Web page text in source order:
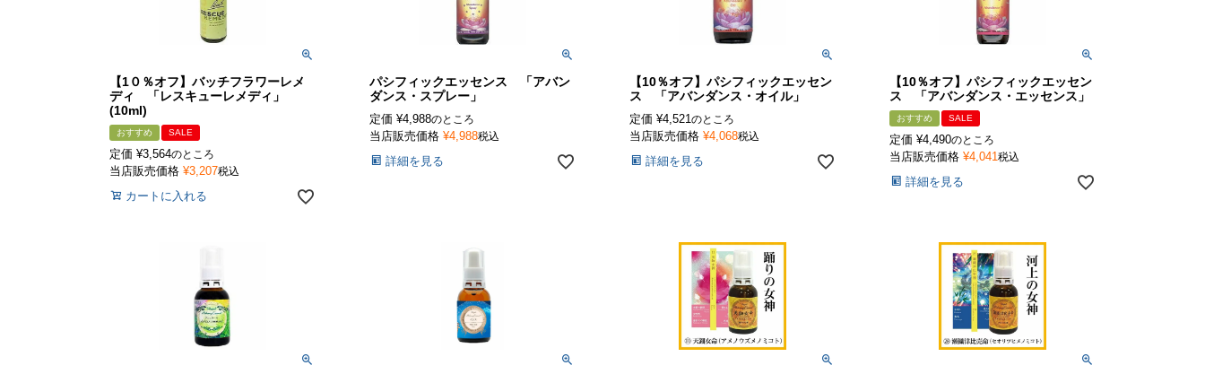
【1０％オフ】バッチフラワーレメ
ディ 「レスキューレメディ」
(10ml)
おすすめ SALE
定価 ¥3,564のところ
当店販売価格 ¥3,207税込
カートに入れる
パシフィックエッセンス 「アバン
ダンス・スプレー」
定価 ¥4,988のところ
当店販売価格 ¥4,988税込
詳細を見る
【10％オフ】パシフィックエッセン
ス 「アバンダンス・オイル」
定価 ¥4,521のところ
当店販売価格 ¥4,068税込
詳細を見る
【10％オフ】パシフィックエッセン
ス 「アバンダンス・エッセンス」
おすすめ SALE
定価 ¥4,490のところ
当店販売価格 ¥4,041税込
詳細を見る